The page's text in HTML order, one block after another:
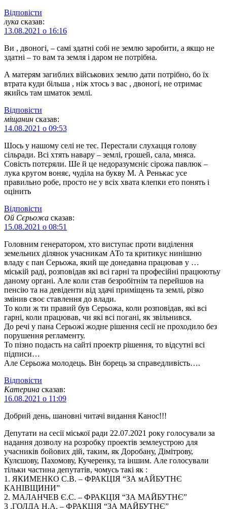
Відповіcти
лука сказав:
13.08.2021 о 16:16
Ви , двоногі, – самі здатні собі не землю заробити, а якщо не
здатні – то вам та земля і даром не потрібна.
А матерям загиблих військових землю дати потрібно, бо їх
втрата куди більша , ніж хтось з вас , двоногі, не отримає
якийсь там шматок землі.
Відповіcти
міщанин сказав:
14.08.2021 о 09:53
Шось у нашому селі не теє. Перестали слухацця голову
сільради. Всі хтять навару – землі, грошей, сала, мняса.
Совість потєряли. Ше й це недоразумєніє сірожа павлюк –
лука кругом воняє, чуділа на букву М. А Ренькас усе
правильно робе, просто не у всіх хвата клепки ето понять і
оцінить
Відповіcти
Ой Сєрьожа сказав:
15.08.2021 о 08:51
Головним генератором, хто виступає проти виділення
земельних ділянок учасникам АТо та критикує нинішню
владу є пан Серьожа, який ще донедавна працював у …
міській раді, розповідав які всі гарні та професійні працюютьу
даному органі. Але коли став безробітнім та перейшов на
пенсію та на девіденти від здачі приміщень та землі, різко
змінив своє ставлення до влади.
То коли ж ти правий був Серьожа, коли розповідав, які всі
гарні, коли працював, чи які всі погані, як звільнився.
До речі у пана Серьожі жодне рішення сесії не проходило без
порушення регламенту.
То пізно подасть на сайті проектр рішення, то відсутні всі
підписи…
Але Серьожа молодець. Він борець за справедливість….
Відповіcти
Катерина сказав:
16.08.2021 о 11:09
Добрий день, шановні читачі видання Канос!!!
Депутати на сесії міської ради 22.07.2021 року голосували за
надання дозволу на розробку проектів землеустрою для
учасників бойових дій, таким, як Доробану, Дімітрову,
Кулєшову, Пахомову, Кучеренку, та іншим. Але голосували
тільки частина депутатів, чомусь такі як :
1. ЯКИМЕНКО С.В. – ФРАКЦІЯ “ЗА мАЙБУТНЄ
КАНІВЩИНИ”
2. МАЛАНЧЕВ Є.С. – ФРАКЦІЯ “ЗА МАЙБУТНЄ”
3 .ГОЛДА Н.А. – ФРАКЦІЯ “ЗА МАЙБУТНЄ”